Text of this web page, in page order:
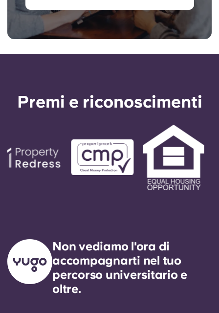
Premi e riconoscimenti
Non vediamo l'ora di
accompagnarti nel tuo
percorso universitario e
oltre.